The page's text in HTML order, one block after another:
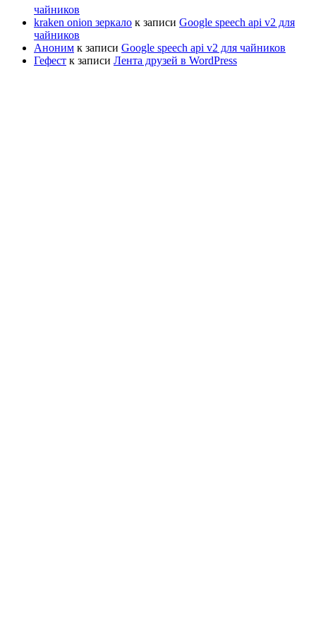
чайников
kraken onion зеркало к записи Google speech api v2 для
чайников
Аноним к записи Google speech api v2 для чайников
Гефест к записи Лента друзей в WordPress